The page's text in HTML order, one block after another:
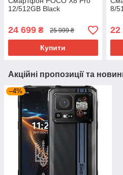
12/512GB Black
24 699 ₴ 25 999 ₴
Купити
8/
22
Акційні пропозиції та
–4%